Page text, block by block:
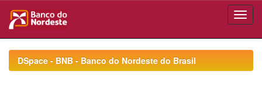
navigationDSpace - BNB - Banco do Nordeste do Brasil